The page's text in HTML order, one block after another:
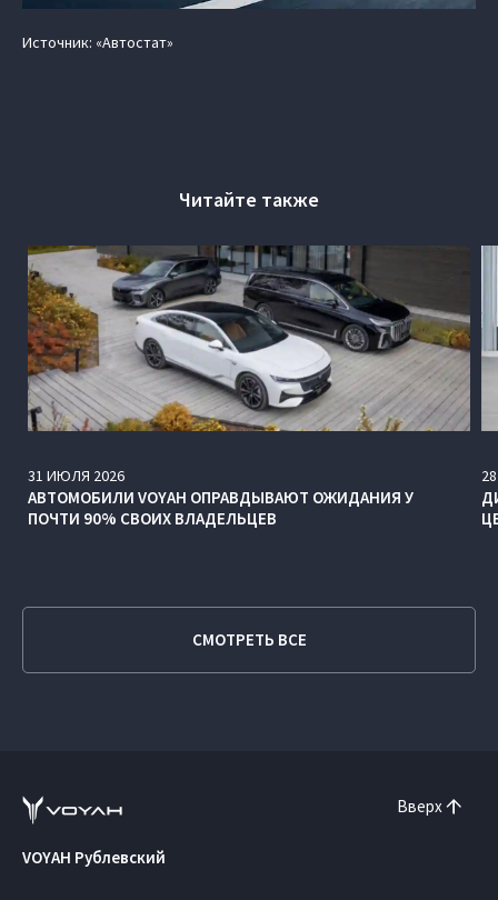
Источник: «Автостат»
Читайте также
31 ИЮЛЯ 2026
АВТОМОБИЛИ VOYAH ОПРАВДЫВАЮТ ОЖИДАНИЯ У
ПОЧТИ 90% СВОИХ ВЛАДЕЛЬЦЕВ
28
СМОТРЕТЬ ВСЕ
Вверх
VOYAH Рублевский